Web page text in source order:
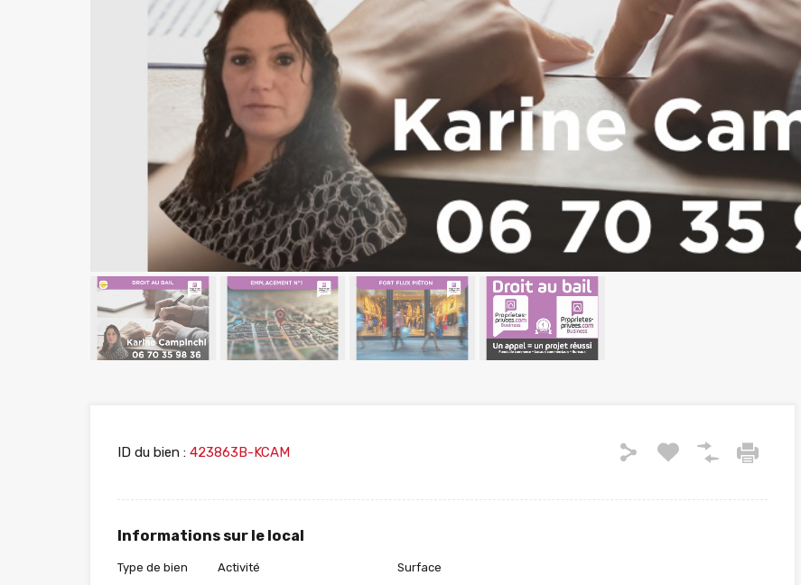
ID du bien : 423863B-KCAM
Informations sur le local
Type de bien Activité Surface